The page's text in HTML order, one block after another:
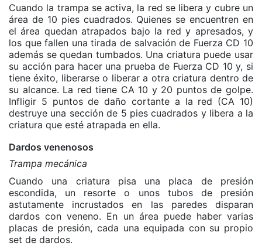
Cuando la trampa se activa, la red se libera y cubre un
área de 10 pies cuadrados. Quienes se encuentren en
el área quedan atrapados bajo la red y apresados, y
los que fallen una tirada de salvación de Fuerza CD 10
además se quedan tumbados. Una criatura puede usar
su acción para hacer una prueba de Fuerza CD 10 y, si
tiene éxito, liberarse o liberar a otra criatura dentro de
su alcance. La red tiene CA 10 y 20 puntos de golpe.
Infligir 5 puntos de daño cortante a la red (CA 10)
destruye una sección de 5 pies cuadrados y libera a la
criatura que esté atrapada en ella.
Dardos venenosos
Trampa mecánica
Cuando una criatura pisa una placa de presión
escondida, un resorte o unos tubos de presión
astutamente incrustados en las paredes disparan
dardos con veneno. En un área puede haber varias
placas de presión, cada una equipada con su propio
set de dardos.